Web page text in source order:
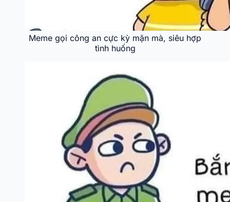
Meme gọi công an cực kỳ mặn mà, siêu hợp
tình huống